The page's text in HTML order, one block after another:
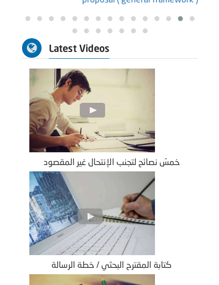
Latest Videos
خمسُ نصائح لتجنب الإنتحال غير المقصود
كتابة المقترح البحثي / خطة الرسالة